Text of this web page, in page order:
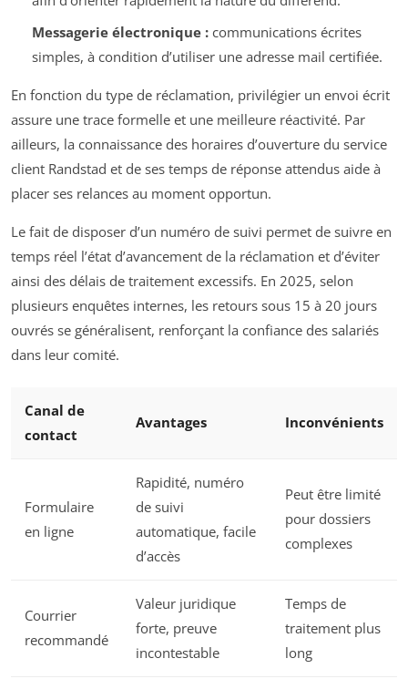
Messagerie électronique :communications écrites
simples, à condition d’utiliser une adresse mail certifiée.
En fonction du type de réclamation, privilégier un envoi écrit
assure une trace formelle et une meilleure réactivité. Par
ailleurs, la connaissance des horaires d’ouverture du service
client Randstad et de ses temps de réponse attendus aide à
placer ses relances au moment opportun.
Le fait de disposer d’un numéro de suivi permet de suivre en
temps réel l’état d’avancement de la réclamation et d’éviter
ainsi des délais de traitement excessifs. En 2025, selon
plusieurs enquêtes internes, les retours sous 15 à 20 jours
ouvrés se généralisent, renforçant la confiance des salariés
dans leur comité.
Canal de
contact
Avantages Inconvénients
Formulaire
en ligne
Rapidité, numéro
de suivi
automatique, facile
d’accès
Peut être limité
pour dossiers
complexes
Courrier
recommandé
Valeur juridique
forte, preuve
incontestable
Temps de
traitement plus
long